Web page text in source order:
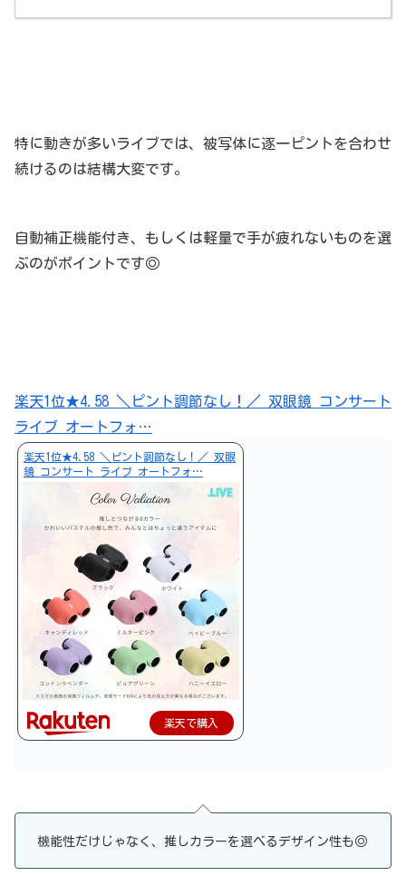
特に動きが多いライブでは、被写体に逐一ピントを合わせ
続けるのは結構大変です。
自動補正機能付き、もしくは軽量で手が疲れないものを選
ぶのがポイントです◎
楽天1位★4.58 ＼ピント調節なし！／ 双眼鏡 コンサート
ライブ オートフォ…
楽天1位★4.58 ＼ピント調節なし！／ 双眼
鏡 コンサート ライブ オートフォ…
楽天で購入
機能性だけじゃなく、推しカラーを選べるデザイン性も◎